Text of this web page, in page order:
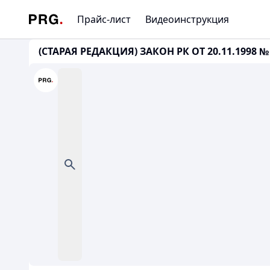
Прайс-лист Видеоинструкция
(СТАРАЯ РЕДАКЦИЯ) ЗАКОН РК ОТ 20.11.1998 №